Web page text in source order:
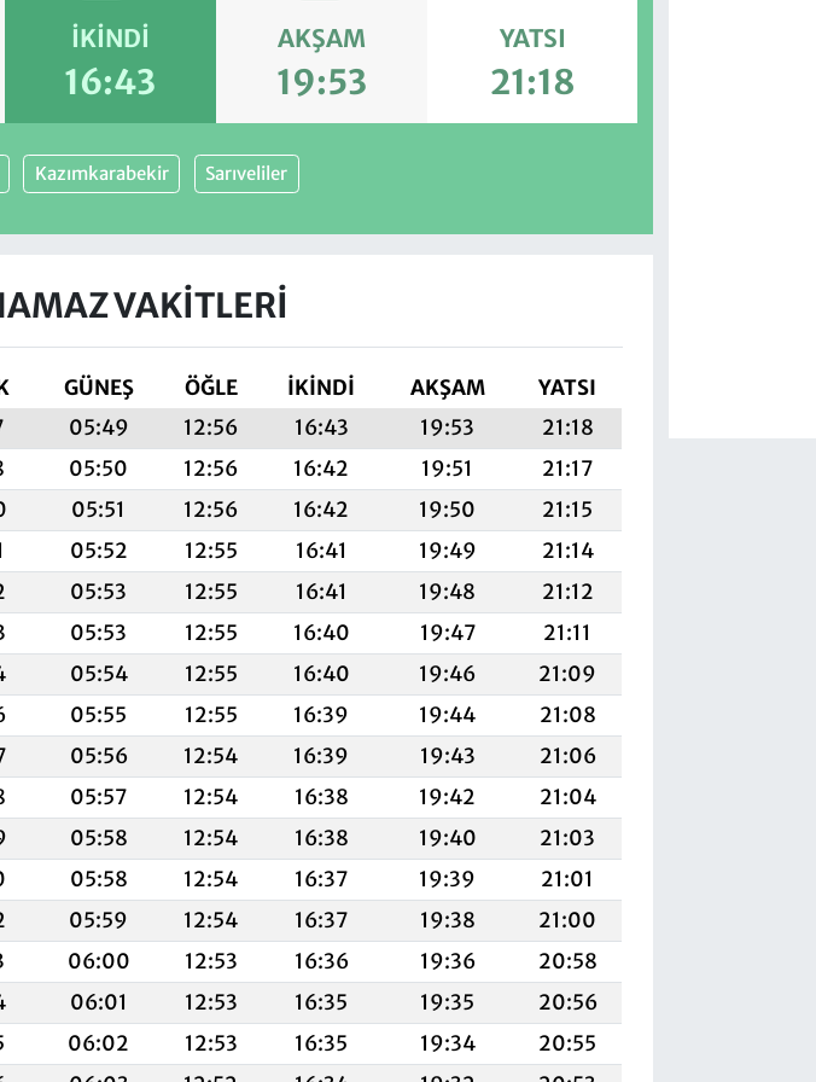
İKINDI
16:43
AKŞAM
19:53
YATSI
21:18
Kazımkarabekir Sarıveliler
VAKITLERI
GÜNEŞ ÖĞLE İKINDI AKŞAM
YATSI
05:49 12:56 16:43 19:53
21:18
05:50 12:56 16:42 19:51
21:17
05:51 12:56 16:42 19:50
21:15
05:52 12:55 16:41 19:49
21:14
05:53 12:55 16:41 19:48
21:12
05:53 12:55 16:40 19:47
21:11
05:54 12:55 16:40 19:46
21:09
05:55 12:55 16:39 19:44
21:08
05:56 12:54 16:39 19:43
21:06
05:57 12:54 16:38 19:42
21:04
05:58 12:54 16:38 19:40
21:03
05:58 12:54 16:37 19:39
21:01
05:59 12:54 16:37 19:38
21:00
06:00 12:53 16:36 19:36
20:58
06:01 12:53 16:35 19:35
20:56
06:02 12:53 16:35 19:34
20:55